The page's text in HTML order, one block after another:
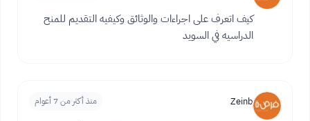
كيف اتعرف على اجراءات والوثائق وكيفيه التقديم للمنح
الدراسيه في السويد
Zeinb منذ أكثر من 7 أعوام